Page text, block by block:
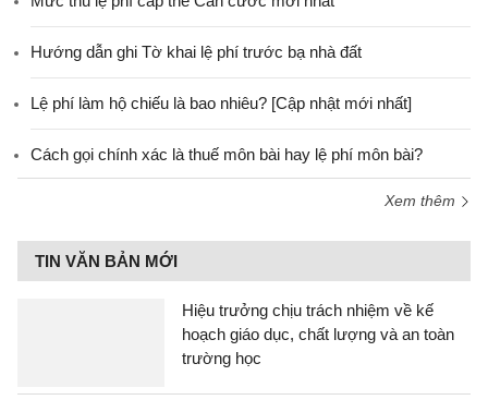
Hướng dẫn ghi Tờ khai lệ phí trước bạ nhà đất
Lệ phí làm hộ chiếu là bao nhiêu? [Cập nhật mới nhất]
Cách gọi chính xác là thuế môn bài hay lệ phí môn bài?
Xem thêm
TIN VĂN BẢN MỚI
Hiệu trưởng chịu trách nhiệm về kế
hoạch giáo dục, chất lượng và an toàn
trường học